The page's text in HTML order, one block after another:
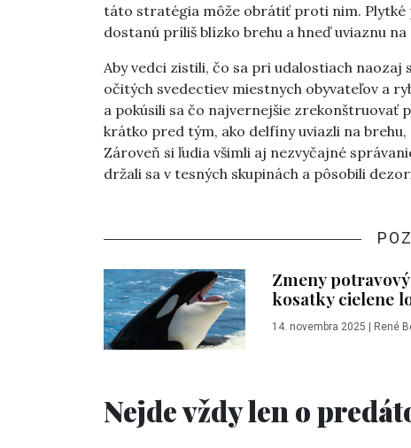
táto stratégia môže obrátiť proti nim. Plytké
dostanú príliš blízko brehu a hneď uviaznu na
Aby vedci zistili, čo sa pri udalostiach
očitých svedectiev miestnych obyvateľov a
a pokúsili sa čo najvernejšie zrekonštruovať
krátko pred tým, ako delfíny uviazli na
Zároveň si ľudia všimli aj nezvyčajné
držali sa v tesných skupinách a pôsobili
Zmeny
kosatky cielene
14. novembra 2025 René
Nejde vždy len o